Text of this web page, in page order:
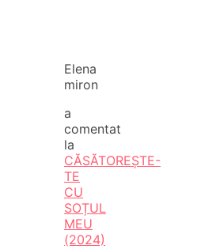
Elena
miron
a
comentat
la
CĂSĂTOREȘTE-
TE
CU
SOȚUL
MEU
(2024)